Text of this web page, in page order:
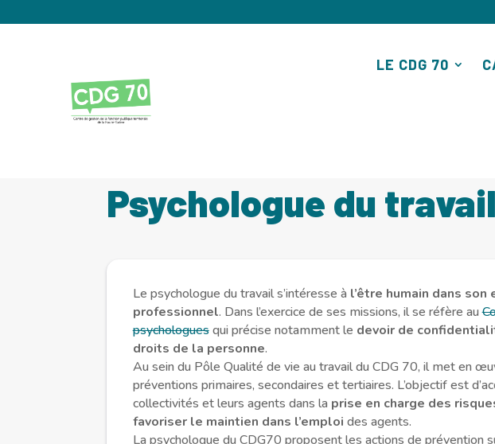
LE CDG 70
Psychologue du travail
Le psychologue du travail s’intéresse à l’être humain dans son
professionnel. Dans l’exercice de ses missions, il se réfère au
psychologuesqui précise notamment le devoir de
droits de la personne.
Au sein du Pôle Qualité de vie au travail du CDG 70, il met en
préventions primaires, secondaires et tertiaires. L’objectif est
collectivités et leurs agents dans la prise en charge des
favoriser le maintien dans l’emploi des agents.
La psychologue du CDG70 proposent les actions de prévention